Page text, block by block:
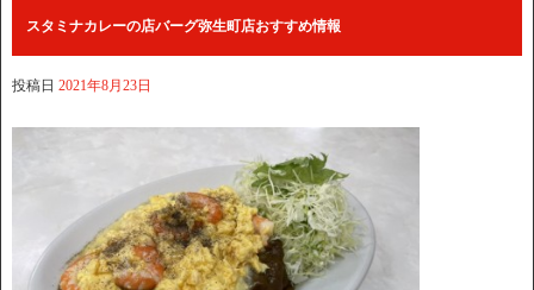
スタミナカレーの店バーグ弥生町店おすすめ情報
投稿日 2021年8月23日